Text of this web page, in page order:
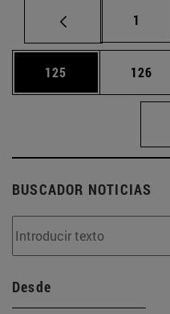
Página
1
Página
125 Página
126
BUSCADOR NOTICIAS
Desde